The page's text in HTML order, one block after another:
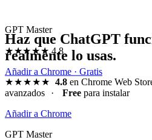
GPT Master
★★★★★ 4.8
Añadir a Chrome · Gratis
Haz que ChatGPT
realmente lo usas.
★★★★★ 4.8en Chrome Web
avanzados
· Free para instalar
Añadir a Chrome
GPT Master